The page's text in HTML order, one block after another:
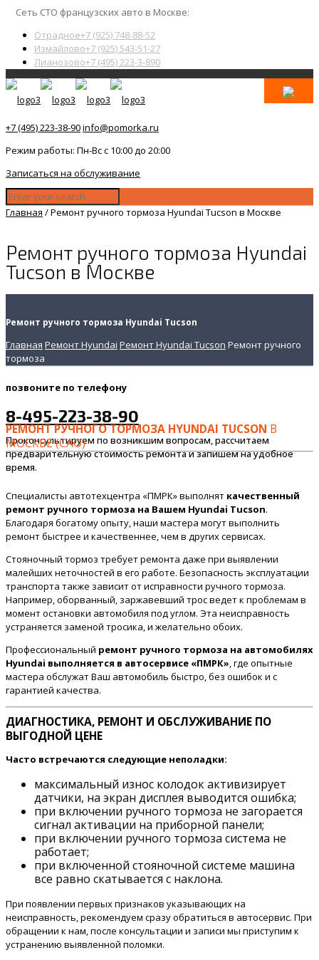
Сеть СТО французских авто в Москве:
Отрадное+7 (925) 748-88-52
Измайлово+7 (925) 543-51-27
Лианозово+7 (495) 223-3-890
+7 (495) 223-38-90info@pomorka.ru
Режим работы: Пн-Вс с 10:00 до 20:00
Записаться на обслуживание
Главная /Ремонт ручного тормоза Hyundai Tucson в Москве
Ремонт ручного тормоза Hyundai
Tucson в Москве
Ремонт ручного тормоза Hyundai Tucson
Главная Ремонт Hyundai Ремонт Hyundai Tucson Ремонт ручного
тормоза
позвоните по телефону
8-495-223-38-90
Проконсультируем по возникшим вопросам, рассчитаем
предварительную стоимость ремонта и запишем на удобное
время.
РЕМОНТ РУЧНОГО ТОРМОЗА HYUNDAI TUCSON В
МОСКВЕ (САО)
Специалисты автотехцентра «ПМРК» выполнят качественный
ремонт ручного тормоза на Вашем Hyundai Tucson.
Благодаря богатому опыту, наши мастера могут выполнить
ремонт быстрее и качественнее, чем в других сервисах.
Стояночный тормоз требует ремонта даже при выявлении
малейших неточностей в его работе. Безопасность эксплуатации
транспорта также зависит от исправности ручного тормоза.
Например, оборванный, заржавевший трос ведет к проблемам в
момент остановки автомобиля под углом. Эта неисправность
устраняется заменой тросика, и желательно обоих.
Профессиональный ремонт ручного тормоза на автомобилях
Hyundai выполняется в автосервисе «ПМРК», где опытные
мастера обслужат Ваш автомобиль быстро, без ошибок и с
гарантией качества.
ДИАГНОСТИКА, РЕМОНТ И ОБСЛУЖИВАНИЕ ПО
ВЫГОДНОЙ ЦЕНЕ
Часто встречаются следующие неполадки:
максимальный износ колодок активизирует
датчики, на экран дисплея выводится ошибка;
при включении ручного тормоза не загорается
сигнал активации на приборной панели;
при включении ручного тормоза система не
работает;
при включенной стояночной системе машина
все равно скатывается с наклона.
При появлении первых признаков указывающих на
неисправность, рекомендуем сразу обратиться в автосервис. При
обращении к нам, после консультации и записи мы приступим к
устранению выявленной поломки.